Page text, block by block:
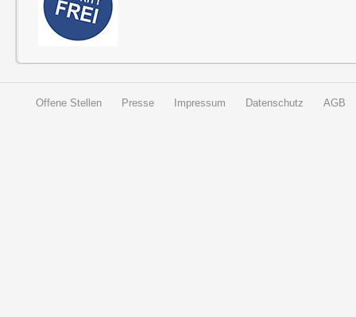
Offene Stellen Presse Impressum Datenschutz AGB